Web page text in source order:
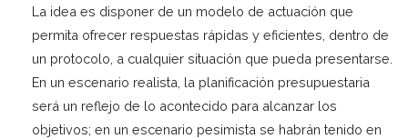
La idea es disponer de un modelo de actuación que
permita ofrecer respuestas rápidas y eficientes, dentro de
un protocolo, a cualquier situación que pueda presentarse.
En un escenario realista, la planificación presupuestaria
será un reflejo de lo acontecido para alcanzar los
objetivos; en un escenario pesimista se habrán tenido en